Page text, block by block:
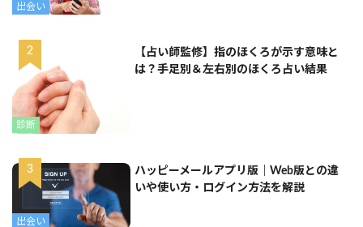
出会い
診断
【占い師監修】指のほくろが示す意味と
は？手足別＆左右別のほくろ占い結果
出会い
ハッピーメールアプリ版｜Web版との違
いや使い方・ログイン方法を解説